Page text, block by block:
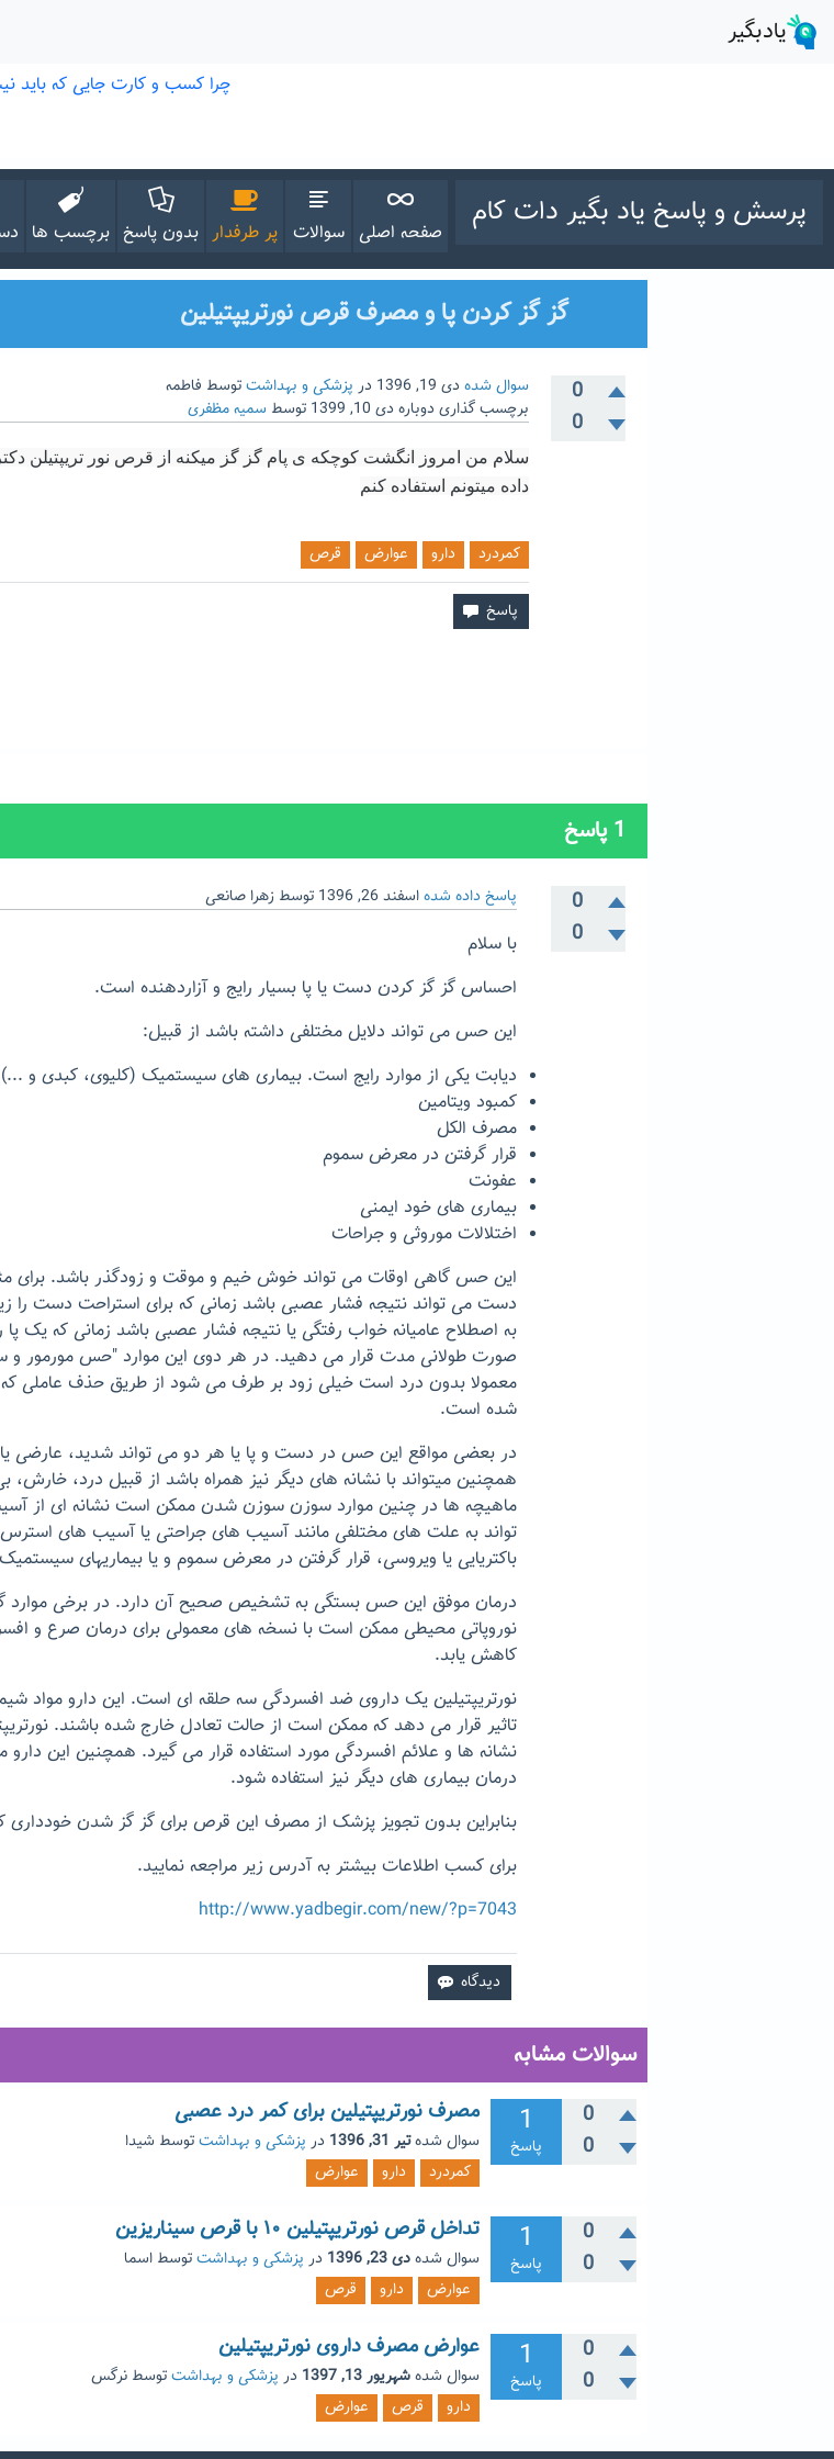
پرسش و پاسخ یاد بگیر دات کام
صفحه اصلی سوالات پر طرفدار بدون پاسخ برچسب ها
گز گز کردن پا و مصرف قرص نورتریپتیلین
0
0
سوال شده دی 19, 1396 در پزشکی و بهداشتتوسط فاطمه
برچسب گذاری دوباره دی 10, 1399 توسط سمیه مظفری
سلام من امروز انگشت کوچکه ی پام گز گز میکنه از قرص نور تریپتیلن
داده میتونم استفاده کنم
کمردرد دارو عوارض قرص
1پاسخ
0
0
پاسخ داده شدهاسفند 26, 1396 توسط زهرا صانعی
با سلام
احساس گز گز کردن دست یا پا بسیار رایج و آزاردهنده است.
این حس می تواند دلایل مختلفی داشته باشد از قبیل:
دیابت یکی از موارد رایج است. بیماری های سیستمیک (کلیوی، کبدی و ...)
کمبود ویتامین
مصرف الکل
قرار گرفتن در معرض سموم
عفونت
بیماری های خود ایمنی
اختلالات موروثی و جراحات
این حس گاهی اوقات می تواند خوش خیم و موقت و زودگذر باشد. برای
دست می تواند نتیجه فشار عصبی باشد زمانی که برای استراحت دست را
به اصطلاح عامیانه خواب رفتگی یا نتیجه فشار عصبی باشد زمانی که یک پا
صورت طولانی مدت قرار می دهید. در هر دوی این موارد "حس مورمور
معمولا بدون درد است خیلی زود بر طرف می شود از طریق حذف
شده است.
در بعضی مواقع این حس در دست و پا یا هر دو می تواند شدید، عارضی
همچنین میتواند با نشانه های دیگر نیز همراه باشد از قبیل درد،
ماهیچه ها در چنین موارد سوزن سوزن شدن ممکن است نشانه ای از
تواند به علت های مختلفی مانند آسیب های جراحتی یا آسیب های استرس
باکتریایی یا ویروسی، قرار گرفتن در معرض سموم و یا بیماریهای
درمان موفق این حس بستگی به تشخیص صحیح آن دارد. در برخی موارد
نوروپاتی محیطی ممکن است با نسخه های معمولی برای درمان صرع و
کاهش یابد.
نورتریپتیلین یک داروی ضد افسردگی سه حلقه ای است. این دارو مواد
تاثیر قرار می دهد که ممکن است از حالت تعادل خارج شده باشند.
نشانه ها و علائم افسردگی مورد استفاده قرار می گیرد. همچنین این
درمان بیماری های دیگر نیز استفاده شود.
بنابراین بدون تجویز پزشک از مصرف این قرص برای گز گز شدن خودداری
برای کسب اطلاعات بیشتر به آدرس زیر مراجعه نمایید.
http://www.yadbegir.com/new/?p=7043
سوالات مشابه
0
0
1
پاسخ
مصرف نورتریپتیلین برای کمر درد عصبی
سوال شدهتیر 31, 1396 در پزشکی و بهداشتتوسط شیدا
کمردرد
دارو عوارض
0
0
1
پاسخ
تداخل قرص نورتریپتیلین ۱۰ با قرص سیناریزین
سوال شدهدی 23, 1396 در پزشکی و بهداشتتوسط اسما
عوارض
دارو قرص
0
0
1
پاسخ
عوارض مصرف داروی نورتریپتیلین
سوال شدهشهریور 13, 1397 در پزشکی و بهداشتتوسط نرگس
دارو
قرص عوارض